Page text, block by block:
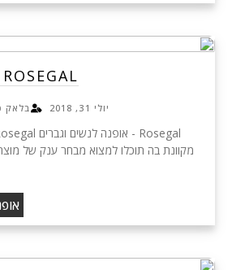
ROSEGAL – רוזגל –…
יולי 31, 2018 בלאק
מקוונת בה תוכלו למצוא מבחר ענק של